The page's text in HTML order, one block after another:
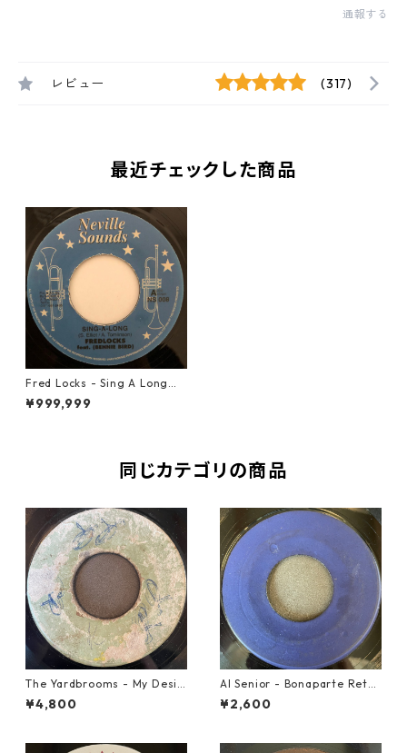
通報する
レビュー (317)
最近チェックした商品
Fred Locks ‎- Sing A Long【7
-20476】
¥999,999
同じカテゴリの商品
The Yardbrooms - My Desir
e【7-21922】
¥4,800
Al Senior - Bonaparte Retre
at【7-21861】
¥2,600